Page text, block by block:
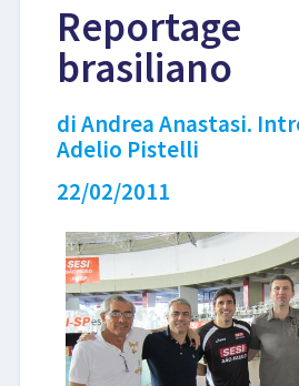
Reportage
brasiliano
di Andrea Anastasi.
Adelio Pistelli
22/02/2011